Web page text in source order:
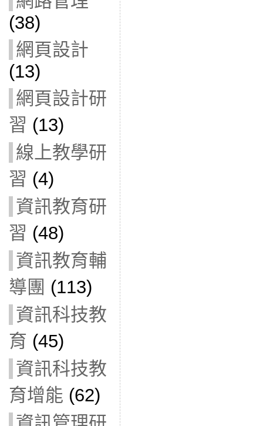
(38)
網頁設計
(13)
網頁設計研
習 (13)
線上教學研
習 (4)
資訊教育研
習 (48)
資訊教育輔
導團 (113)
資訊科技教
育 (45)
資訊科技教
育增能 (62)